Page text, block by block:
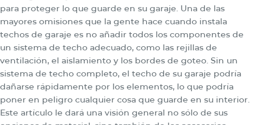
para proteger lo que guarde en su garaje. Una de las
mayores omisiones que la gente hace cuando instala
techos de garaje es no añadir todos los componentes de
un sistema de techo adecuado, como las rejillas de
ventilación, el aislamiento y los bordes de goteo. Sin un
sistema de techo completo, el techo de su garaje podría
dañarse rápidamente por los elementos, lo que podría
poner en peligro cualquier cosa que guarde en su interior.
Este artículo le dará una visión general no sólo de sus